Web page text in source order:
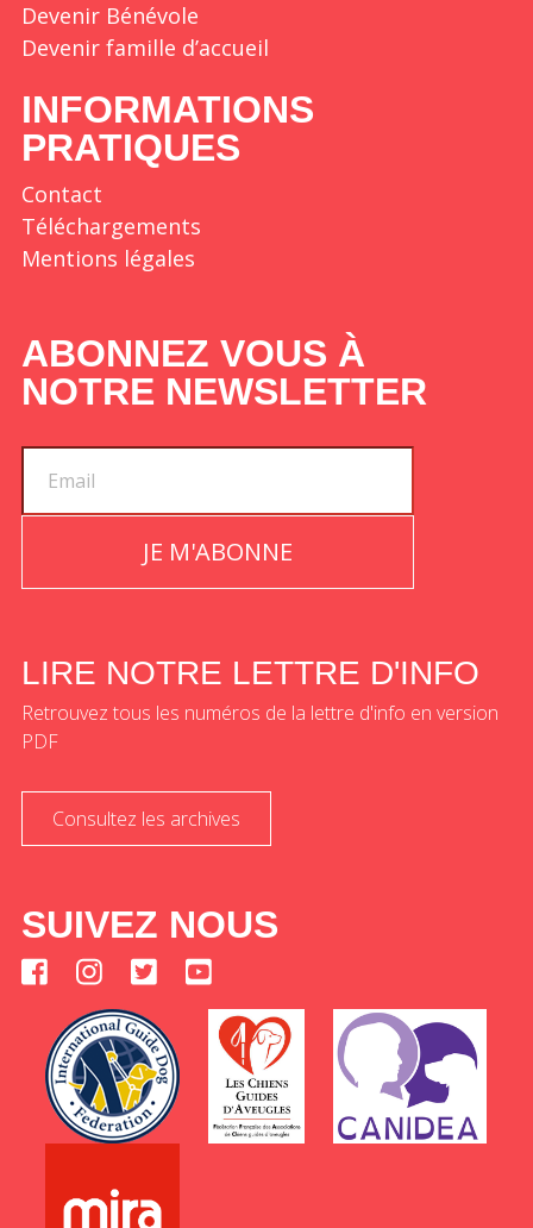
Devenir Bénévole
Devenir famille d’accueil
INFORMATIONS
PRATIQUES
Contact
Téléchargements
Mentions légales
ABONNEZ VOUS À
NOTRE NEWSLETTER
JE M'ABONNE
LIRE NOTRE LETTRE D'INFO
Retrouvez tous les numéros de la lettre d'info en version
PDF
Consultez les archives
SUIVEZ NOUS